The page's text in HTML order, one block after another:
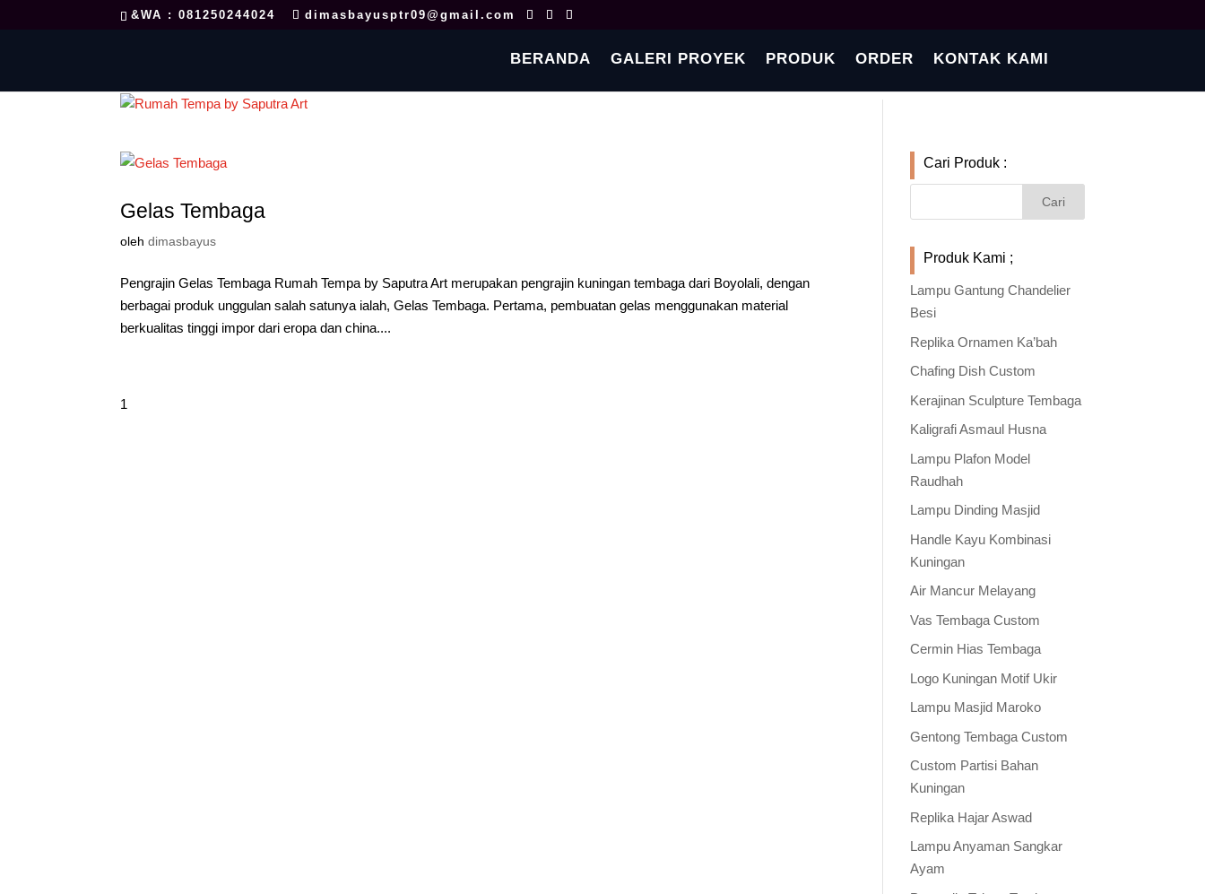
&WA : 081250244024 dimasbayusptr09@gmail.com
BERANDA GALERI PROYEK PRODUK ORDER KONTAK KAMI
Gelas Tembaga
olehdimasbayus
Pengrajin Gelas Tembaga Rumah Tempa by Saputra Art merupakan pengrajin kuningan tembaga dari Boyolali, dengan
berbagai produk unggulan salah satunya ialah, Gelas Tembaga. Pertama, pembuatan gelas menggunakan material
berkualitas tinggi impor dari eropa dan china....
1
Cari Produk :
Produk Kami ;
Lampu Gantung Chandelier
Besi
Replika Ornamen Ka’bah
Chafing Dish Custom
Kerajinan Sculpture Tembaga
Kaligrafi Asmaul Husna
Lampu Plafon Model
Raudhah
Lampu Dinding Masjid
Handle Kayu Kombinasi
Kuningan
Air Mancur Melayang
Vas Tembaga Custom
Cermin Hias Tembaga
Logo Kuningan Motif Ukir
Lampu Masjid Maroko
Gentong Tembaga Custom
Custom Partisi Bahan
Kuningan
Replika Hajar Aswad
Lampu Anyaman Sangkar
Ayam